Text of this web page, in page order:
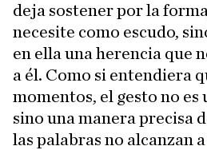
deja sostener por la
necesite como escudo,
en ella una herencia que
a él. Como si entendiera
momentos, el gesto no es
sino una manera precisa
las palabras no alcanzan